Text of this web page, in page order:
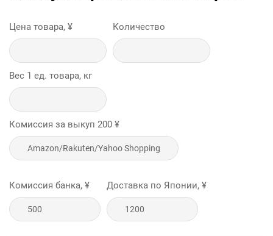
Цена товара, ¥ Количество
Вес 1 ед. товара, кг
Комиссия за выкуп 200 ¥
Комиссия банка, ¥ Доставка по Японии, ¥